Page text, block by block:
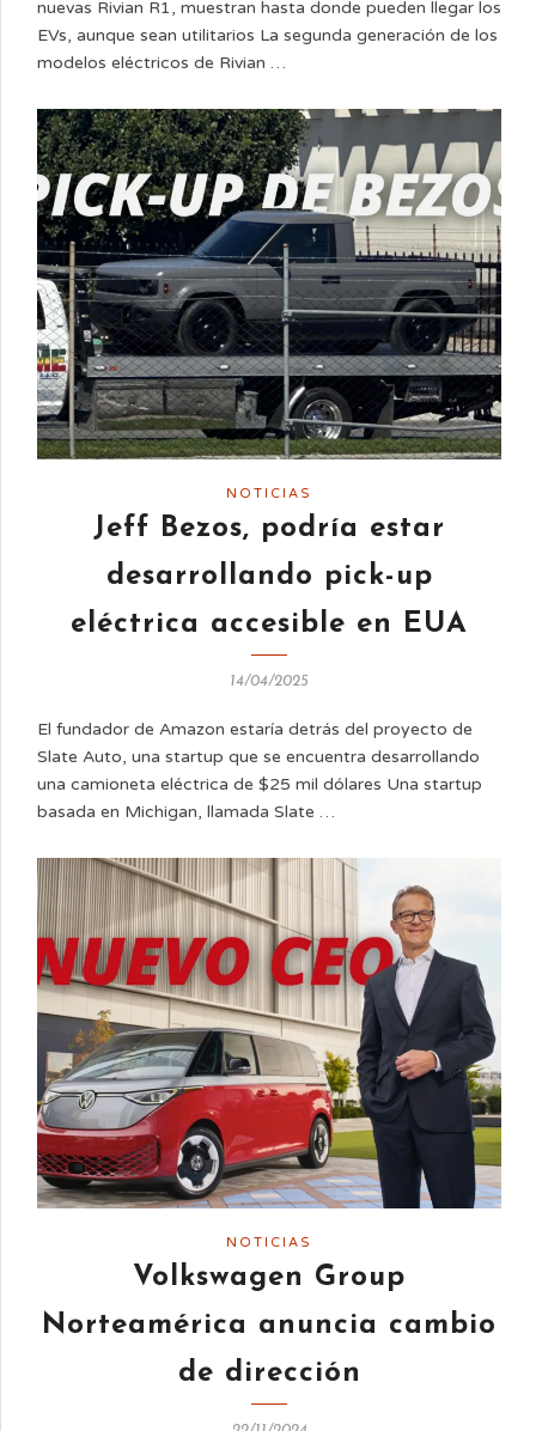
nuevas Rivian R1, muestran hasta donde pueden llegar los
EVs, aunque sean utilitarios La segunda generación de los
modelos eléctricos de Rivian …
NOTICIAS
Jeff Bezos, podría estar
desarrollando pick-up
eléctrica accesible en EUA
14/04/2025
El fundador de Amazon estaría detrás del proyecto de
Slate Auto, una startup que se encuentra desarrollando
una camioneta eléctrica de $25 mil dólares Una startup
basada en Michigan, llamada Slate …
NOTICIAS
Volkswagen Group
Norteamérica anuncia cambio
de dirección